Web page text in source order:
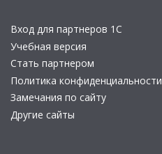
Вход для партнеров 1С
Учебная версия
Стать партнером
Политика конфиденциальности
Замечания по сайту
Другие сайты